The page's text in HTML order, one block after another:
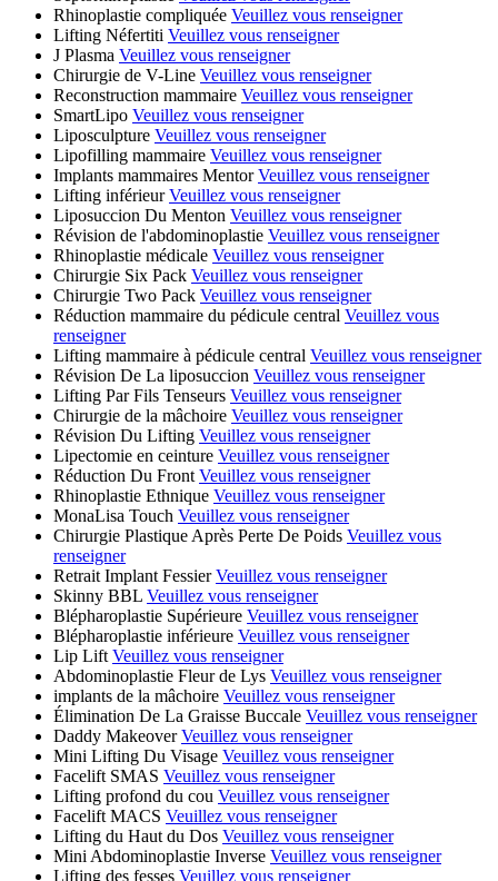
Rhinoplastie compliquée Veuillez vous renseigner
Lifting Néfertiti Veuillez vous renseigner
J Plasma Veuillez vous renseigner
Chirurgie de V-Line Veuillez vous renseigner
Reconstruction mammaire Veuillez vous renseigner
SmartLipo Veuillez vous renseigner
Liposculpture Veuillez vous renseigner
Lipofilling mammaire Veuillez vous renseigner
Implants mammaires Mentor Veuillez vous renseigner
Lifting inférieur Veuillez vous renseigner
Liposuccion Du Menton Veuillez vous renseigner
Révision de l'abdominoplastie Veuillez vous renseigner
Rhinoplastie médicale Veuillez vous renseigner
Chirurgie Six Pack Veuillez vous renseigner
Chirurgie Two Pack Veuillez vous renseigner
Réduction mammaire du pédicule central Veuillez vous
renseigner
Lifting mammaire à pédicule central Veuillez vous renseigner
Révision De La liposuccion Veuillez vous renseigner
Lifting Par Fils Tenseurs Veuillez vous renseigner
Chirurgie de la mâchoire Veuillez vous renseigner
Révision Du Lifting Veuillez vous renseigner
Lipectomie en ceinture Veuillez vous renseigner
Réduction Du Front Veuillez vous renseigner
Rhinoplastie Ethnique Veuillez vous renseigner
MonaLisa Touch Veuillez vous renseigner
Chirurgie Plastique Après Perte De Poids Veuillez vous
renseigner
Retrait Implant Fessier Veuillez vous renseigner
Skinny BBL Veuillez vous renseigner
Blépharoplastie Supérieure Veuillez vous renseigner
Blépharoplastie inférieure Veuillez vous renseigner
Lip Lift Veuillez vous renseigner
Abdominoplastie Fleur de Lys Veuillez vous renseigner
implants de la mâchoire Veuillez vous renseigner
Élimination De La Graisse Buccale Veuillez vous renseigner
Daddy Makeover Veuillez vous renseigner
Mini Lifting Du Visage Veuillez vous renseigner
Facelift SMAS Veuillez vous renseigner
Lifting profond du cou Veuillez vous renseigner
Facelift MACS Veuillez vous renseigner
Lifting du Haut du Dos Veuillez vous renseigner
Mini Abdominoplastie Inverse Veuillez vous renseigner
Lifting des fesses Veuillez vous renseigner